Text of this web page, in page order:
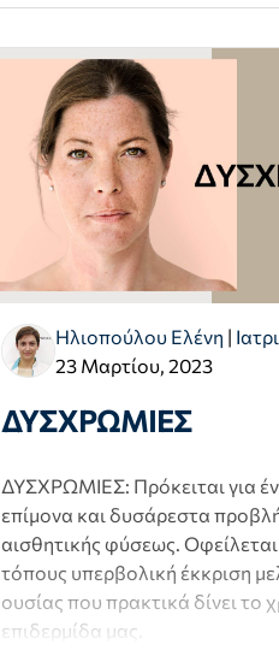
Ηλιοπούλου Ελένη |
23 Μαρτίου, 2023
ΔΥΣΧΡΩΜΙΕΣ
ΔΥΣΧΡΩΜΙΕΣ: Πρόκειται για
επίμονα και δυσάρεστα
αισθητικής φύσεως.
τόπους υπερβολική έκκριση
ουσίας που πρακτικά δίνει το
επιδερμίδα μας.